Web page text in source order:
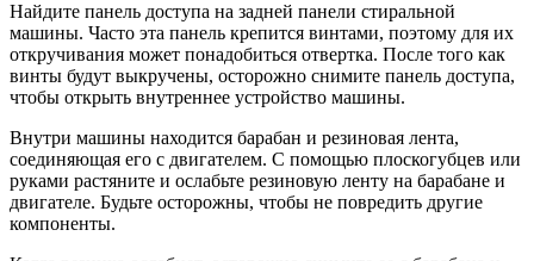
Найдите панель доступа на задней панели стиральной
машины. Часто эта панель крепится винтами, поэтому для их
откручивания может понадобиться отвертка. После того как
винты будут выкручены, осторожно снимите панель доступа,
чтобы открыть внутреннее устройство машины.
Внутри машины находится барабан и резиновая лента,
соединяющая его с двигателем. С помощью плоскогубцев или
руками растяните и ослабьте резиновую ленту на барабане и
двигателе. Будьте осторожны, чтобы не повредить другие
компоненты.